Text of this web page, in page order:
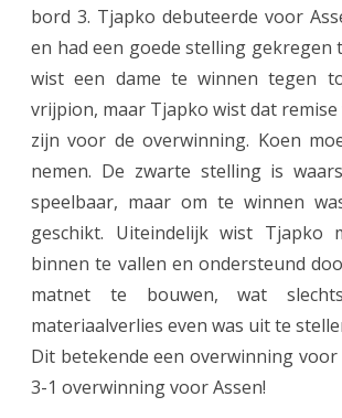
bord 3. Tjapko debuteerde voor
en had een goede stelling gekregen
wist een dame te winnen tegen
vrijpion, maar Tjapko wist dat
zijn voor de overwinning. Koen
nemen. De zwarte stelling is
speelbaar, maar om te winnen
geschikt. Uiteindelijk wist Tjapko
binnen te vallen en ondersteund
matnet te bouwen, wat
materiaalverlies even was uit te
Dit betekende een overwinning
3-1 overwinning voor Assen!